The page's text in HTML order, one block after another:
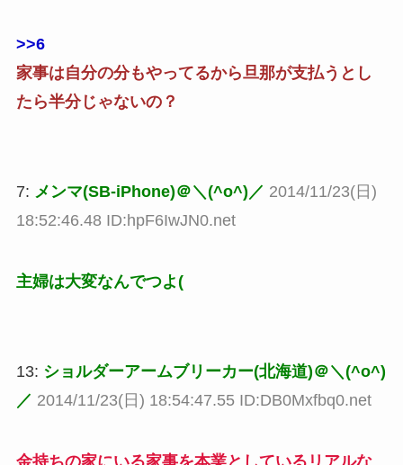
>>6
家事は自分の分もやってるから旦那が支払うとし
たら半分じゃないの？
7: メンマ(SB-iPhone)＠＼(^o^)／ 2014/11/23(日)
18:52:46.48 ID:hpF6IwJN0.net
主婦は大変なんでつよ(
13: ショルダーアームブリーカー(北海道)＠＼(^o^)
／ 2014/11/23(日) 18:54:47.55 ID:DB0Mxfbq0.net
金持ちの家にいる家事を本業としているリアルな